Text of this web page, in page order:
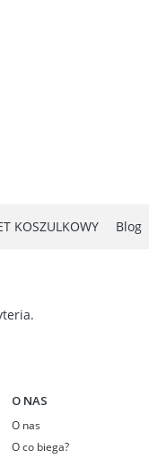
KOSZULKOWY Blog
O NAS
O nas
O co biega?